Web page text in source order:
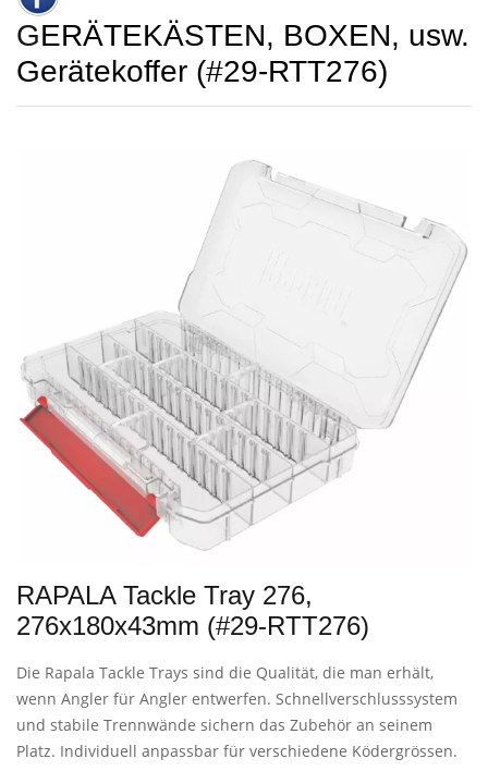
GERÄTEKÄSTEN, BOXEN, usw.
Gerätekoffer (#29-RTT276)
RAPALA Tackle Tray 276,
276x180x43mm (#29-RTT276)
Die Rapala Tackle Trays sind die Qualität, die man erhält,
wenn Angler für Angler entwerfen. Schnellverschlusssystem
und stabile Trennwände sichern das Zubehör an seinem
Platz. Individuell anpassbar für verschiedene Ködergrössen.